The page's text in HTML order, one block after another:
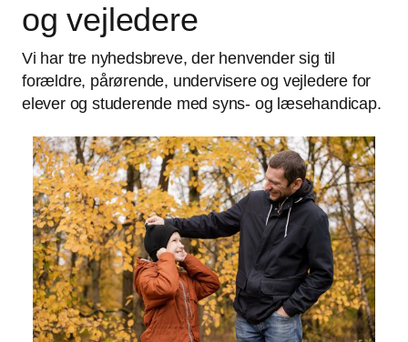
og vejledere
Vi har tre nyhedsbreve, der henvender sig til
forældre, pårørende, undervisere og vejledere for
elever og studerende med syns- og læsehandicap.